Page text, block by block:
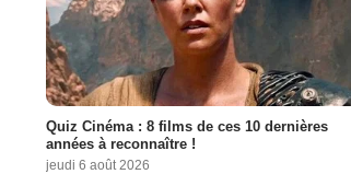
Quiz Cinéma : 8 films de ces 10 dernières
années à reconnaître !
jeudi 6 août 2026